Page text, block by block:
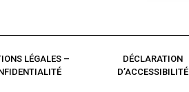
LÉGALES –
DÉCLARATION
D’ACCESSIBILITÉ